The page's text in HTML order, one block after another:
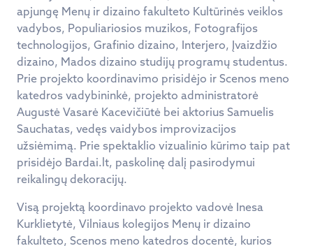
apjungę Menų ir dizaino fakulteto Kultūrinės veiklos
vadybos, Populiariosios muzikos, Fotografijos
technologijos, Grafinio dizaino, Interjero, Įvaizdžio
dizaino, Mados dizaino studijų programų studentus.
Prie projekto koordinavimo prisidėjo ir Scenos meno
katedros vadybininkė, projekto administratorė
Augustė Vasarė Kacevičiūtė bei aktorius Samuelis
Sauchatas, vedęs vaidybos improvizacijos
užsiėmimą. Prie spektaklio vizualinio kūrimo taip pat
prisidėjo Bardai.lt, paskolinę dalį pasirodymui
reikalingų dekoracijų.
Visą projektą koordinavo projekto vadovė Inesa
Kurklietytė, Vilniaus kolegijos Menų ir dizaino
fakulteto, Scenos meno katedros docentė, kurios